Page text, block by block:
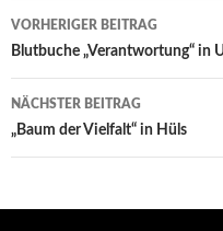
Beitrags-
Navigation
VORHERIGER BEITRAG
Blutbuche „Verantwortung“ in
NÄCHSTER BEITRAG
„Baum der Vielfalt“ in Hüls